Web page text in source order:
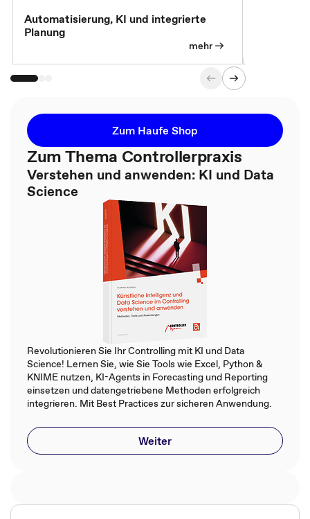
Automatisierung, KI und integrierte
Planung
mehr
Zum Haufe Shop
Zum Thema Controllerpraxis
Verstehen und anwenden: KI und Data
Science
Revolutionieren Sie Ihr Controlling mit KI und Data
Science! Lernen Sie, wie Sie Tools wie Excel, Python &
KNIME nutzen, KI-Agents in Forecasting und Reporting
einsetzen und datengetriebene Methoden erfolgreich
integrieren. Mit Best Practices zur sicheren Anwendung.
Weiter